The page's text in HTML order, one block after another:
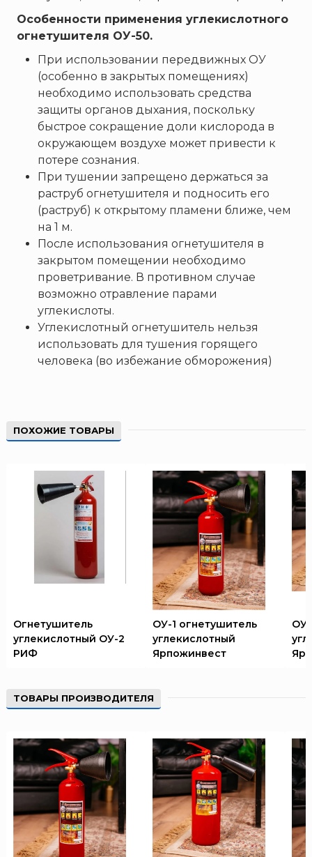
Особенности применения углекислотного
огнетушителя ОУ-50.
При использовании передвижных ОУ
(особенно в закрытых помещениях)
необходимо использовать средства
защиты органов дыхания, поскольку
быстрое сокращение доли кислорода в
окружающем воздухе может привести к
потере сознания.
При тушении запрещено держаться за
раструб огнетушителя и подносить его
(раструб) к открытому пламени ближе, чем
на 1 м.
После использования огнетушителя в
закрытом помещении необходимо
проветривание. В противном случае
возможно отравление парами
углекислоты.
Углекислотный огнетушитель нельзя
использовать для тушения горящего
человека (во избежание обморожения)
ПОХОЖИЕ ТОВАРЫ
Огнетушитель
углекислотный ОУ-2
РИФ
ОУ-1 огнетушитель
углекислотный
Ярпожинвест
ОУ-
ТОВАРЫ ПРОИЗВОДИТЕЛЯ